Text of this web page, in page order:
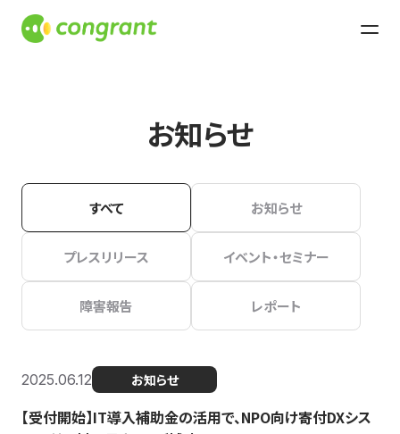
お知らせ
すべて お知らせ
プレスリリース イベント・セミナー
障害報告 レポート
2025.06.12 お知らせ
【受付開始】IT導入補助金の活用で、NPO向け寄付DXシス